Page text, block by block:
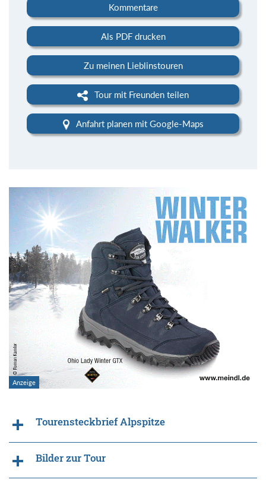
Kommentare
Als PDF drucken
Zu meinen Lieblinstouren
Tour mit Freunden teilen
Anfahrt planen mit Google-Maps
Tourensteckbrief Alpspitze
Bilder zur Tour